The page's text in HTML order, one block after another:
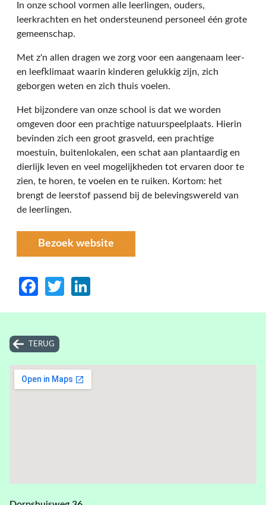
TERUG
In onze school vormen alle leerlingen, ouders,
leerkrachten en het ondersteunend personeel één grote
gemeenschap.
Met z'n allen dragen we zorg voor een aangenaam leer-
en leefklimaat waarin kinderen gelukkig zijn, zich
geborgen weten en zich thuis voelen.
Het bijzondere van onze school is dat we worden
omgeven door een prachtige natuurspeelplaats. Hierin
bevinden zich een groot grasveld, een prachtige
moestuin, buitenlokalen, een schat aan plantaardig en
dierlijk leven en veel mogelijkheden tot ervaren door te
zien, te horen, te voelen en te ruiken. Kortom: het
brengt de leerstof passend bij de belevingswereld van
de leerlingen.
Bezoek website
Facebook
Twitter